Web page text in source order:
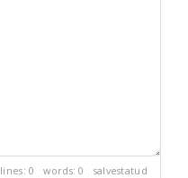
lines: 0 words: 0 salvestatud